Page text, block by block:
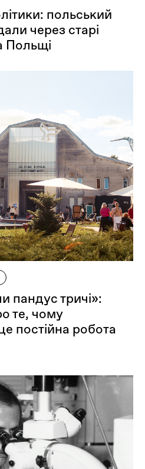
польський
через старі
Польщі
пандус тричі»:
те, чому
постійна робота